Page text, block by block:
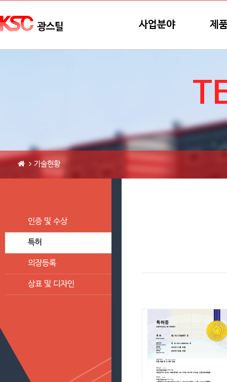
메뉴바로가기
사업분야 제
인증 및 수상
특허
의장등록
상표 및 디자인
기술현황